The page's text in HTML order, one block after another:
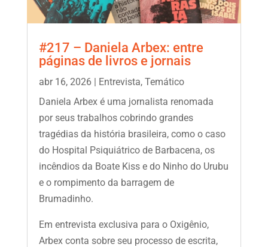
#217 – Daniela Arbex: entre
páginas de livros e jornais
abr 16, 2026| Entrevista, Temático
Daniela Arbex é uma jornalista renomada
por seus trabalhos cobrindo grandes
tragédias da história brasileira, como o caso
do Hospital Psiquiátrico de Barbacena, os
incêndios da Boate Kiss e do Ninho do Urubu
e o rompimento da barragem de
Brumadinho.
Em entrevista exclusiva para o Oxigênio,
Arbex conta sobre seu processo de escrita,